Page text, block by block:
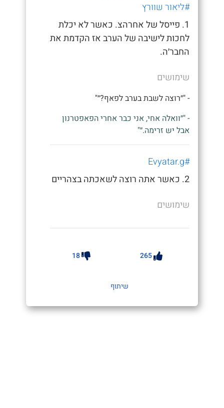
#ליאור שוורץ
1. פייסל של אחרהצ. כאשר לא יכלת
לחכות לישיבה של הערב אז הקדמת את
החבר׳ה.
שימושים
- "״רוצה לשבת בערב לפאף?״"
- "״וואלה אחי, אני כבר אחרי הפאפטרנון
אבל יש זרימה.״"
#Evyatar.g
2. כאשר אתה רוצה לשאכתה בצהריים
שימושים
265
18
שיתוף